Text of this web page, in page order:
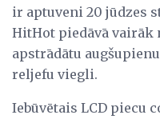
ir aptuveni 20 jūdzes
HitHot piedāvā vairāk
apstrādātu
reljefu viegli.
Iebūvētais LCD piecu